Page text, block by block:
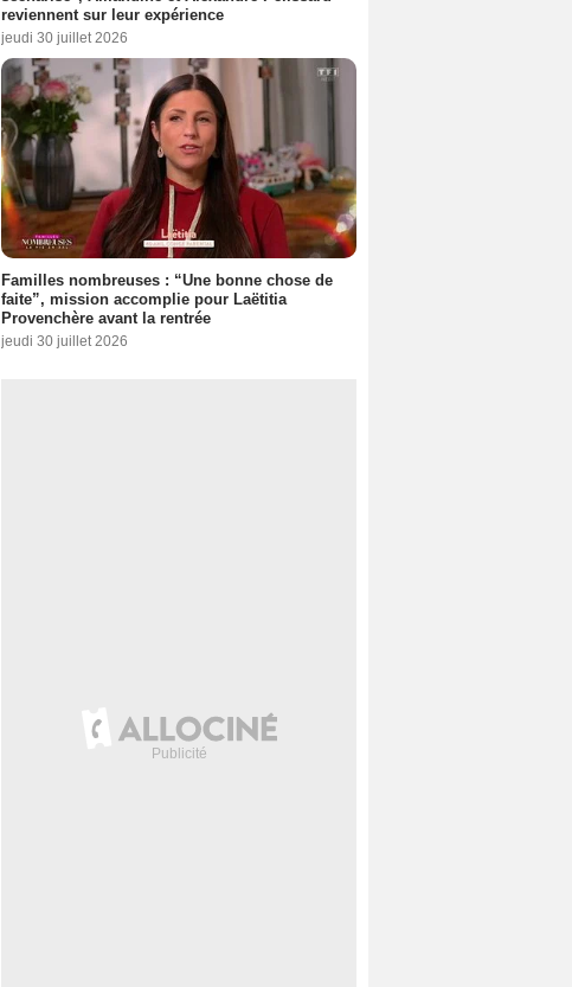
reviennent sur leur expérience
jeudi 30 juillet 2026
Familles nombreuses : “Une bonne chose de
faite”, mission accomplie pour Laëtitia
Provenchère avant la rentrée
jeudi 30 juillet 2026